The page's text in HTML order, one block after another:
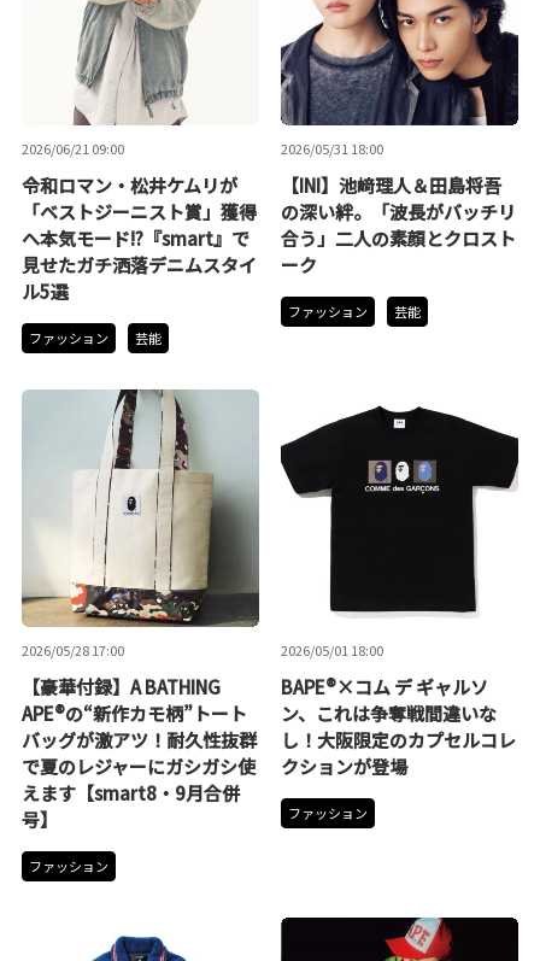
2026/06/21 09:00
令和ロマン・松井ケムリが
「ベストジーニスト賞」獲得
へ本気モード!?『smart』で
見せたガチ洒落デニムスタイ
ル5選
ファッション 芸能
2026/05/31 18:00
【INI】池﨑理人＆田島将吾
の深い絆。「波長がバッチリ
合う」二人の素顔とクロスト
ーク
ファッション 芸能
2026/05/28 17:00
【豪華付録】A BATHING
APE®の“新作カモ柄”トート
バッグが激アツ！耐久性抜群
で夏のレジャーにガシガシ使
えます【smart8・9月合併
号】
ファッション
2026/05/01 18:00
BAPE®×コム デ ギャルソ
ン、これは争奪戦間違いな
し！大阪限定のカプセルコレ
クションが登場
ファッション